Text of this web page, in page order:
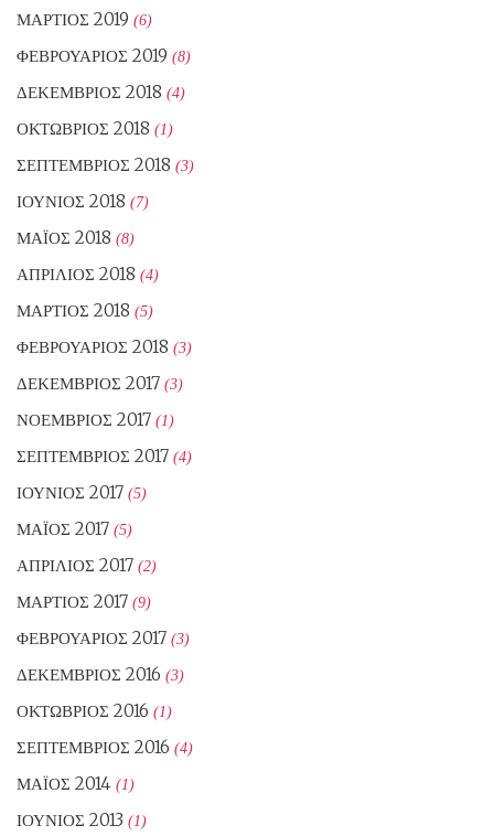
ΜΆΡΤΙΟΣ 2019 (6)
ΦΕΒΡΟΥΆΡΙΟΣ 2019 (8)
ΔΕΚΈΜΒΡΙΟΣ 2018 (4)
ΟΚΤΏΒΡΙΟΣ 2018 (1)
ΣΕΠΤΈΜΒΡΙΟΣ 2018 (3)
ΙΟΎΝΙΟΣ 2018 (7)
ΜΆΙΟΣ 2018 (8)
ΑΠΡΊΛΙΟΣ 2018 (4)
ΜΆΡΤΙΟΣ 2018 (5)
ΦΕΒΡΟΥΆΡΙΟΣ 2018 (3)
ΔΕΚΈΜΒΡΙΟΣ 2017 (3)
ΝΟΈΜΒΡΙΟΣ 2017 (1)
ΣΕΠΤΈΜΒΡΙΟΣ 2017 (4)
ΙΟΎΝΙΟΣ 2017 (5)
ΜΆΙΟΣ 2017 (5)
ΑΠΡΊΛΙΟΣ 2017 (2)
ΜΆΡΤΙΟΣ 2017 (9)
ΦΕΒΡΟΥΆΡΙΟΣ 2017 (3)
ΔΕΚΈΜΒΡΙΟΣ 2016 (3)
ΟΚΤΏΒΡΙΟΣ 2016 (1)
ΣΕΠΤΈΜΒΡΙΟΣ 2016 (4)
ΜΆΙΟΣ 2014 (1)
ΙΟΎΝΙΟΣ 2013 (1)